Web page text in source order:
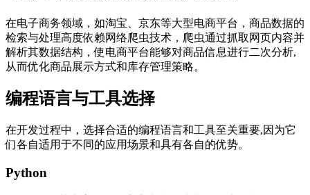
在电子商务领域，如淘宝、京东等大型电商平台，商品数据的
检索与处理高度依赖网络爬虫技术，爬虫通过抓取网页内容并
解析其数据结构，使电商平台能够对商品信息进行二次分析,
从而优化商品展示方式和库存管理策略。
编程语言与工具选择
在开发过程中，选择合适的编程语言和工具至关重要,因为它
们各自适用于不同的应用场景和具有各自的优势。
Python